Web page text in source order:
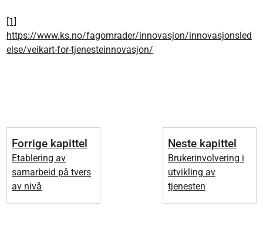
[1]
https://www.ks.no/fagomrader/innovasjon/innovasjonsled
else/veikart-for-tjenesteinnovasjon/
Forrige kapittel
Etablering av
samarbeid på tvers
av nivå
Neste kapittel
Brukerinvolvering i
utvikling av
tjenesten